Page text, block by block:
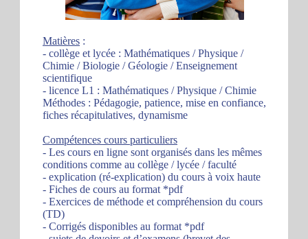
Matières :
- collège et lycée : Mathématiques / Physique /
Chimie / Biologie / Géologie / Enseignement
scientifique
- licence L1 : Mathématiques / Physique / Chimie
Méthodes : Pédagogie, patience, mise en confiance,
fiches récapitulatives, dynamisme
Compétences cours particuliers
- Les cours en ligne sont organisés dans les mêmes
conditions comme au collège / lycée / faculté
- explication (ré-explication) du cours à voix haute
- Fiches de cours au format *pdf
- Exercices de méthode et compréhension du cours
(TD)
- Corrigés disponibles au format *pdf